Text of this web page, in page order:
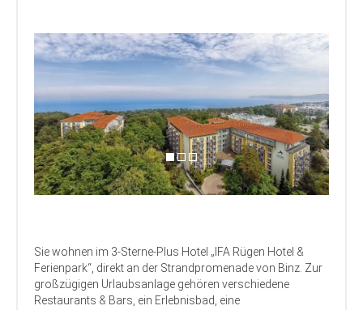
Sie wohnen im 3-Sterne-Plus Hotel „IFA Rügen Hotel &
Ferienpark“, direkt an der Strandpromenade von Binz. Zur
großzügigen Urlaubsanlage gehören verschiedene
Restaurants & Bars, ein Erlebnisbad, eine